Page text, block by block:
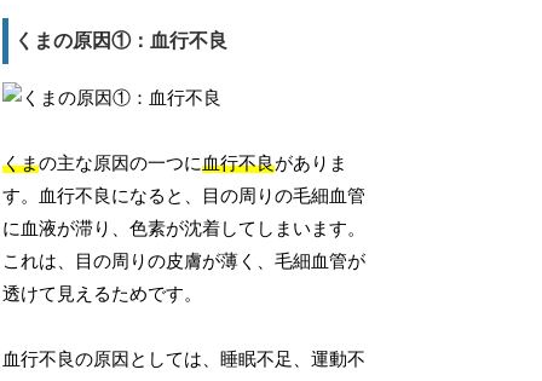
くまの原因①：血行不良
くまの主な原因の一つに血行不良がありま
す。血行不良になると、目の周りの毛細血管
に血液が滞り、色素が沈着してしまいます。
これは、目の周りの皮膚が薄く、毛細血管が
透けて見えるためです。
血行不良の原因としては、睡眠不足、運動不